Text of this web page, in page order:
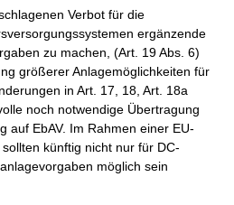
Verbot für die
ergänzende
zu machen, (Art. 19 Abs. 6)
größerer Anlagemöglichkeiten für
in Art. 17, 18, Art. 18a
noch notwendige Übertragung
auf EbAV. Im Rahmen einer EU-
künftig nicht nur für DC-
möglich sein